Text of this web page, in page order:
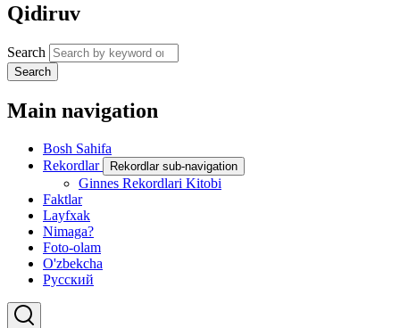
Qidiruv
Search
Search
Main navigation
Bosh Sahifa
Rekordlar
Rekordlar sub-navigation
Ginnes Rekordlari Kitobi
Faktlar
Layfxak
Nimaga?
Foto-olam
O'zbekcha
Русский